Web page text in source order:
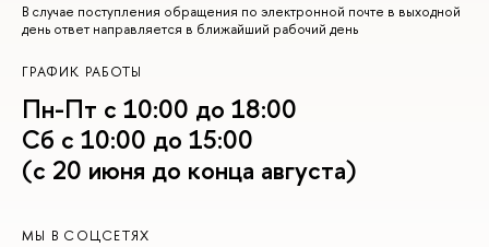
В случае поступления обращения по электронной почте в выходной
день ответ направляется в ближайший рабочий день
ГРАФИК РАБОТЫ
Пн-Пт с 10:00 до 18:00
Сб с 10:00 до 15:00
(с 20 июня до конца августа)
МЫ В СОЦСЕТЯХ